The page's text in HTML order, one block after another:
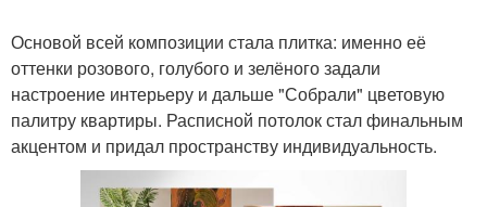
Основой всей композиции стала плитка: именно её
оттенки розового, голубого и зелёного задали
настроение интерьеру и дальше "Собрали" цветовую
палитру квартиры. Расписной потолок стал финальным
акцентом и придал пространству индивидуальность.